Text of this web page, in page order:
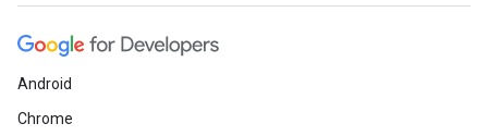
Android
Chrome